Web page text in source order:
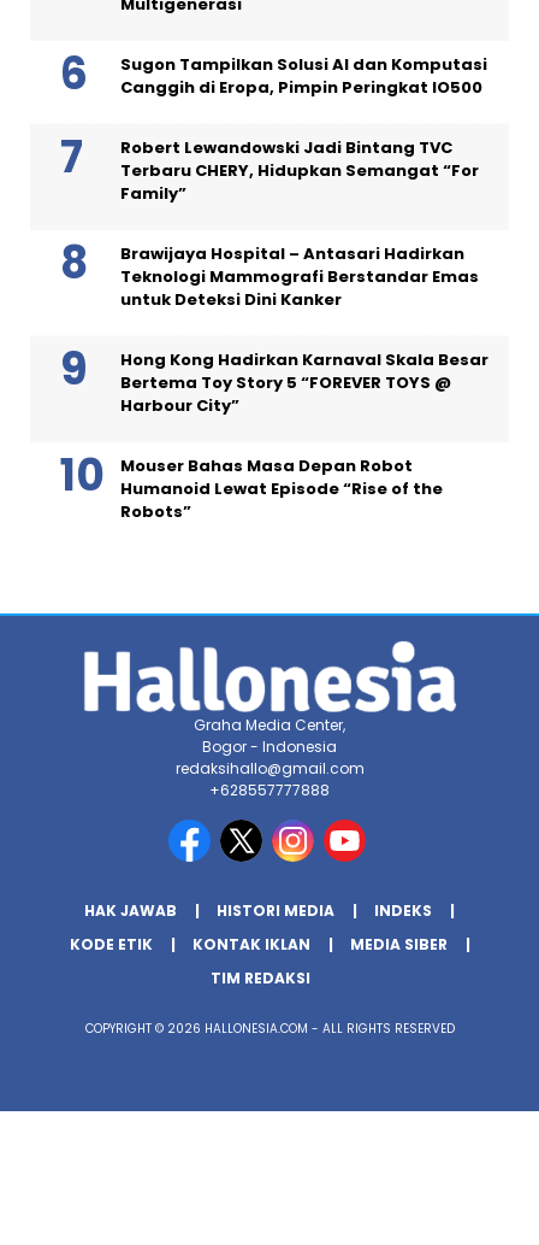
Multigenerasi
Sugon Tampilkan Solusi AI dan Komputasi
Canggih di Eropa, Pimpin Peringkat IO500
Robert Lewandowski Jadi Bintang TVC
Terbaru CHERY, Hidupkan Semangat “For
Family”
Brawijaya Hospital – Antasari Hadirkan
Teknologi Mammografi Berstandar Emas
untuk Deteksi Dini Kanker
Hong Kong Hadirkan Karnaval Skala Besar
Bertema Toy Story 5 “FOREVER TOYS @
Harbour City”
Mouser Bahas Masa Depan Robot
Humanoid Lewat Episode “Rise of the
Robots”
Graha Media Center,
Bogor - Indonesia
redaksihallo@gmail.com
+628557777888
HAK JAWAB HISTORI MEDIA
INDEKS
KODE ETIK
KONTAK IKLAN
MEDIA SIBER
TIM REDAKSI
COPYRIGHT © 2026 HALLONESIA.COM - ALL RIGHTS RESERVED